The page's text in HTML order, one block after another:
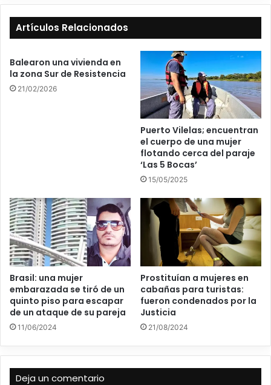
Artículos Relacionados
Balearon una vivienda en
la zona Sur de Resistencia
21/02/2026
Puerto Vilelas; encuentran
el cuerpo de una mujer
flotando cerca del paraje
‘Las 5 Bocas’
15/05/2025
Brasil: una mujer
embarazada se tiró de un
quinto piso para escapar
de un ataque de su pareja
11/06/2024
Prostituían a mujeres en
cabañas para turistas:
fueron condenados por la
Justicia
21/08/2024
Deja un comentario